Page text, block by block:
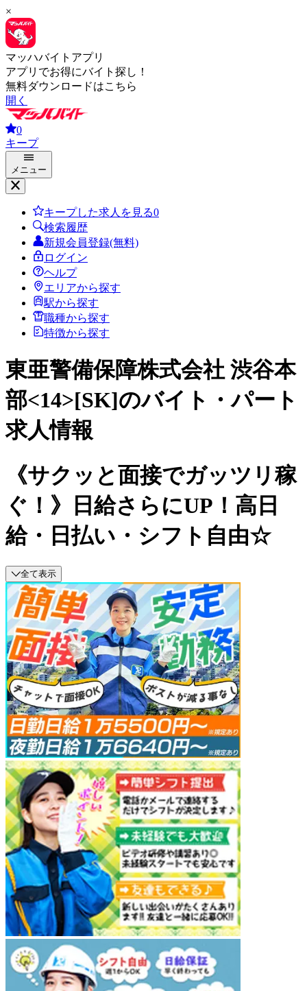
×
マッハバイトアプリ
アプリでお得にバイト探し！
無料ダウンロードはこちら
開く
0
キープ
メニュー
キープした求人を見る0
検索履歴
新規会員登録(無料)
ログイン
ヘルプ
エリアから探す
駅から探す
職種から探す
特徴から探す
東亜警備保障株式会社 渋谷本
部<14>[SK]のバイト・パート
求人情報
《サクッと面接でガッツリ稼
ぐ！》日給さらにUP！高日
給・日払い・シフト自由☆
全て表示